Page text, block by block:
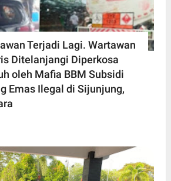
Terjadi Lagi. Wartawan
Ditelanjangi Diperkosa
oleh Mafia BBM Subsidi
Emas Ilegal di Sijunjung,